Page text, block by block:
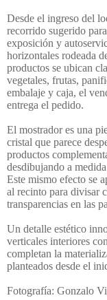
Desde el ingreso del
recorrido sugerido
exposición y
horizontales rodeada
productos se ubican
vegetales, frutas,
embalaje y caja, el
entrega el pedido.
El mostrador es una
cristal que parece
productos
desdibujando a
Este mismo efecto se
al recinto para divisar
transparencias en las
Un detalle estético
verticales interiores
completan la
planteados desde el
Fotografía: Gonzalo